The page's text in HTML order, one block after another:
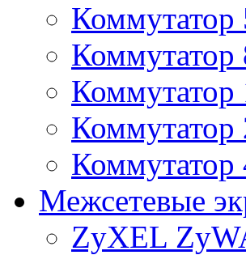
Коммутатор
Коммутатор
Коммутатор
Коммутатор
Коммутатор
Межсетевые
ZyXEL